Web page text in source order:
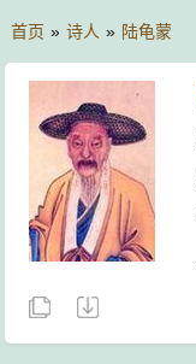
首页 » 诗人 » 陆龟蒙